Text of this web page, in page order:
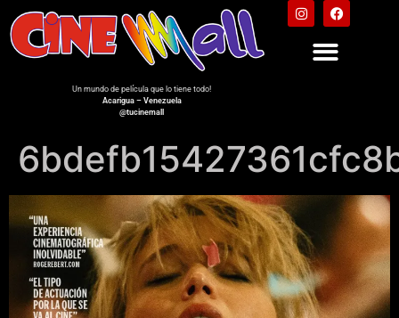
Un mundo de película que lo tiene todo!
Acarigua – Venezuela
@tucinemall